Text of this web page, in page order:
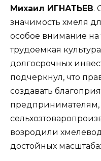
Михаил ИГНАТЬЕВ.
значимость хмеля
особое внимание на
трудоемкая
долгосрочных
подчеркнул, что
создавать
возродили
достойных